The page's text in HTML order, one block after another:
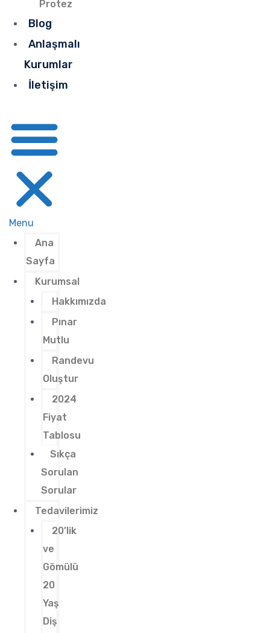
Protez
Blog
Anlaşmalı
Kurumlar
İletişim
Menu
Ana
Sayfa
Kurumsal
Hakkımızda
Pınar
Mutlu
Randevu
Oluştur
2024
Fiyat
Tablosu
Sıkça
Sorulan
Sorular
Tedavilerimiz
20’lik
ve
Gömülü
20
Yaş
Diş